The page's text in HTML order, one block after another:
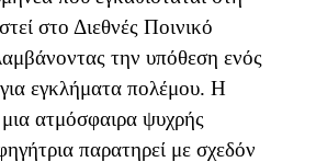
στο Διεθνές Ποινικό
την υπόθεση ενός
εγκλήματα πολέμου. Η
ατμόσφαιρα ψυχρής
παρατηρεί με σχεδόν